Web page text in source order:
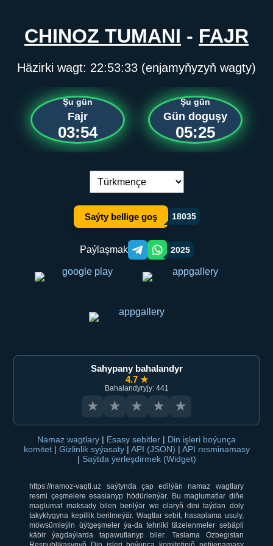
CHINOZ TUMANI - FAJR
Häzirki wagt: 22:53:33 (enjamyňyzyň wagty)
Şu gün
Fajr
03:54
Şu gün
Gün doguşy
05:25
Dil çalşyryş:
Saýty bellige goş 18035
Paýlaşmak Telegram orqali ulashish
WhatsApp orqali ulashish
2025
Sahypany bahalandyr
4.7 ★
Bahalandyryjy: 441
★ ★ ★ ★ ★
Namaz wagtlary | Esasy sebitler | Din işleri boýunça
komitet | Gizlinlik syýasaty | API (JSON) | API resminamasy
| Saýtda ýerleşdirmek (Widget)
https://namoz-vaqti.uz saýtynda çap edilýän namaz wagtlary
resmi çeşmelere esaslanyp hödürlenýär. Bu maglumatlar diňe
maglumat maksady bilen berilýär we olaryň dini taýdan doly
takyklygyna kepillik berilmeýär. Wagtlar sebit, hasaplama usuly,
möwsümleýin üýtgeşmeler ýa-da tehniki täzelenmeler sebäpli
käbir ýagdaýlarda tapawutlanyp biler. Taslama Özbegistan